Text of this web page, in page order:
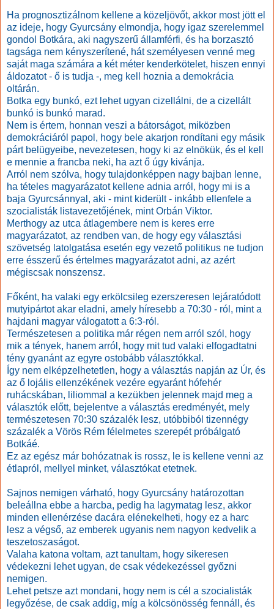
Ha prognosztizálnom kellene a közeljövőt, akkor most jött el
az ideje, hogy Gyurcsány elmondja, hogy igaz szerelemmel
gondol Botkára, aki nagyszerű államférfi, és ha borzasztó
tagsága nem kényszerítené, hát személyesen venné meg
saját maga számára a két méter kenderkötelet, hiszen ennyi
áldozatot - ő is tudja -, meg kell hoznia a demokrácia
oltárán.
Botka egy bunkó, ezt lehet ugyan cizellálni, de a cizellált
bunkó is bunkó marad.
Nem is értem, honnan veszi a bátorságot, miközben
demokráciáról papol, hogy bele akarjon rondítani egy másik
párt belügyeibe, nevezetesen, hogy ki az elnökük, és el kell
e mennie a francba neki, ha azt ő úgy kivánja.
Arról nem szólva, hogy tulajdonképpen nagy bajban lenne,
ha tételes magyarázatot kellene adnia arról, hogy mi is a
baja Gyurcsánnyal, aki - mint kiderült - inkább ellenfele a
szocialisták listavezetőjének, mint Orbán Viktor.
Merthogy az utca átlagembere nem is keres erre
magyarázatot, az rendben van, de hogy egy választási
szövetség latolgatása esetén egy vezető politikus ne tudjon
erre ésszerű és értelmes magyarázatot adni, az azért
mégiscsak nonszensz.
Főként, ha valaki egy erkölcsileg ezerszeresen lejáratódott
mutyipártot akar eladni, amely híresebb a 70:30 - ról, mint a
hajdani magyar válogatott a 6:3-ról.
Természetesen a politika már régen nem arról szól, hogy
mik a tények, hanem arról, hogy mit tud valaki elfogadtatni
tény gyanánt az egyre ostobább választókkal.
Így nem elképzelhetetlen, hogy a választás napján az Úr, és
az ő lojális ellenzékének vezére egyaránt hófehér
ruhácskában, liliommal a kezükben jelennek majd meg a
választók előtt, bejelentve a választás eredményét, mely
természetesen 70:30 százalék lesz, utóbbiból tizennégy
százalék a Vörös Rém félelmetes szerepét próbálgató
Botkáé.
Ez az egész már bohózatnak is rossz, le is kellene venni az
étlapról, mellyel minket, választókat etetnek.
Sajnos nemigen várható, hogy Gyurcsány határozottan
beleállna ebbe a harcba, pedig ha lagymatag lesz, akkor
minden ellenérzése dacára elénekelheti, hogy ez a harc
lesz a végső, az emberek ugyanis nem nagyon kedvelik a
teszetoszaságot.
Valaha katona voltam, azt tanultam, hogy sikeresen
védekezni lehet ugyan, de csak védekezéssel győzni
nemigen.
Lehet petsze azt mondani, hogy nem is cél a szocialisták
legyőzése, de csak addig, míg a kölcsönösség fennáll, és